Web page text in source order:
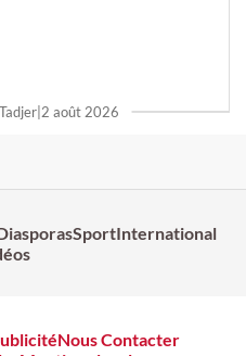
| 2 août 2026
SportInternational
Nous Contacter